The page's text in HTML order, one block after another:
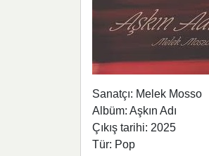
Sanatçı: Melek Mosso
Albüm: Aşkın Adı
Çıkış tarihi: 2025
Tür: Pop